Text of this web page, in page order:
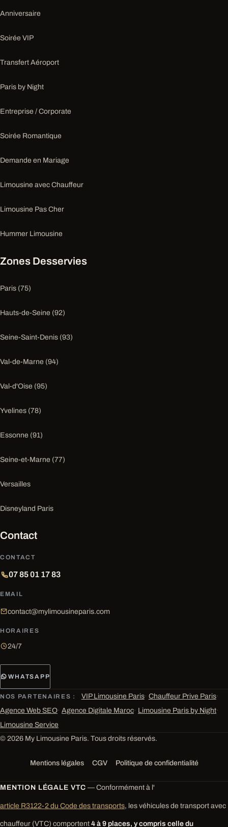
Anniversaire
Soirée VIP
Transfert Aéroport
Paris by Night
Entreprise / Corporate
Soirée Romantique
Demande en Mariage
Limousine avec Chauffeur
Limousine Pas Cher
Hummer Limousine
Zones Desservies
Paris (75)
Hauts-de-Seine (92)
Seine-Saint-Denis (93)
Val-de-Marne (94)
Val-d'Oise (95)
Yvelines (78)
Essonne (91)
Seine-et-Marne (77)
Versailles
Disneyland Paris
Contact
CONTACT
07 85 01 17 83
EMAIL
contact@mylimousineparis.com
HORAIRES
24/7
WHATSAPP
NOS PARTENAIRES : VIP Limousine Paris· Chauffeur Prive Paris·
Agence Web SEO· Agence Digitale Maroc· Limousine Paris by Night·
Limousine Service
© 2026 My Limousine Paris. Tous droits réservés.
Mentions légales CGV Politique de confidentialité
MENTION LÉGALE VTC — Conformément à l'
article R3122-2 du Code des transports, les véhicules de transport avec
chauffeur (VTC) comportent 4 à 9 places, y compris celle du